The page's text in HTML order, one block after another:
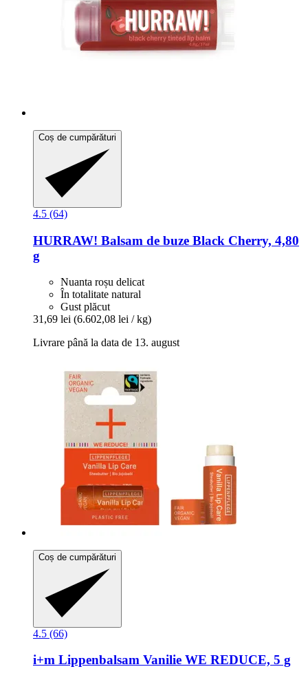
Coș de cumpărături
4.5 (64)
HURRAW! Balsam de buze Black Cherry, 4,80
g
Nuanta roșu delicat
În totalitate natural
Gust plăcut
31,69 lei (6.602,08 lei / kg)
Livrare până la data de 13. august
Coș de cumpărături
4.5 (66)
i+m Lippenbalsam Vanilie WE REDUCE, 5 g